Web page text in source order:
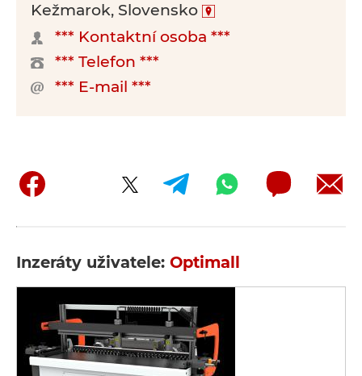
Kežmarok, Slovensko
*** Kontaktní osoba ***
*** Telefon ***
*** E-mail ***
Inzeráty uživatele: Optimall